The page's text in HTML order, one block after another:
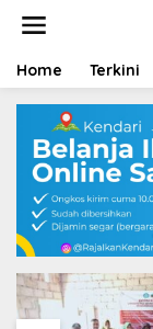
Home Terkini